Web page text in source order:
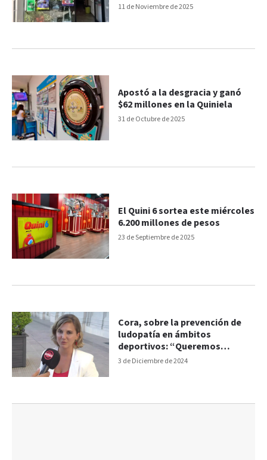
11 de Noviembre de 2025
31 de Octubre de 2025
Apostó a la desgracia y ganó
$62 millones en la Quiniela
23 de Septiembre de 2025
El Quini 6 sortea este miércoles
6.200 millones de pesos
3 de Diciembre de 2024
Cora, sobre la prevención de
ludopatía en ámbitos
deportivos: “Queremos
abordar la problemática de la